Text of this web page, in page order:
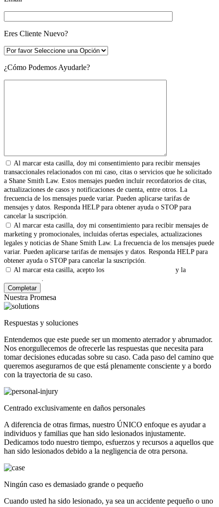
Eres Cliente Nuevo?
¿Cómo Podemos Ayudarle?
Al marcar esta casilla, doy mi consentimiento para recibir mensajes
transaccionales relacionados con mi caso, citas o servicios que he solicitado
a Shane Smith Law. Estos mensajes pueden incluir recordatorios de citas,
actualizaciones de casos y notificaciones de cuenta, entre otros. La
frecuencia de los mensajes puede variar. Pueden aplicarse tarifas de
mensajes y datos. Responda HELP para obtener ayuda o STOP para
cancelar la suscripción.
Al marcar esta casilla, doy mi consentimiento para recibir mensajes de
marketing y promocionales, incluidas ofertas especiales, actualizaciones
legales y noticias de Shane Smith Law. La frecuencia de los mensajes puede
variar. Pueden aplicarse tarifas de mensajes y datos. Responda HELP para
obtener ayuda o STOP para cancelar la suscripción.
Al marcar esta casilla, acepto los
y la
.
Nuestra Promesa
Respuestas y soluciones
Entendemos que este puede ser un momento aterrador y abrumador.
Nos enorgullecemos de ofrecerle las respuestas que necesita para
tomar decisiones educadas sobre su caso. Cada paso del camino que
queremos asegurarnos de que está plenamente consciente y a bordo
con la trayectoria de su caso.
Centrado exclusivamente en daños personales
A diferencia de otras firmas, nuestro ÚNICO enfoque es ayudar a
individuos y familias que han sido lesionados injustamente.
Dedicamos todo nuestro tiempo, esfuerzos y recursos a aquellos que
han sido lesionados debido a la negligencia de otra persona.
Ningún caso es demasiado grande o pequeño
Cuando usted ha sido lesionado, ya sea un accidente pequeño o uno